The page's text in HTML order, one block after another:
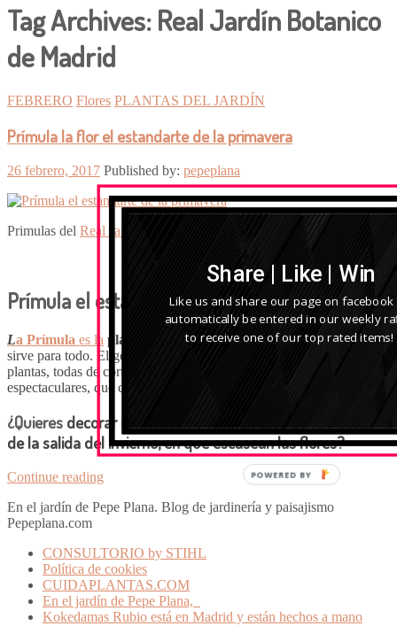
Tag Archives:Real Jardín Botanico
de Madrid
FEBRERO Flores PLANTAS DEL JARDÍN
Prímula la flor el estandarte de la primavera
26 febrero, 2017 Published by: pepeplana
Primulas del Real Jardín Botanico de Madrid, vía cuidasdeti.com
Prímula el estandarte de laprimavera
La Prímula es la planta estrella defebreroes un bellezón que
sirve para todo. El géneroPrímula, familia Primuláceas, cuenta con
plantas, todas de corta estatura pero con follajes y floraciones
espectaculares, que cubren las diferentes necesidades.
¿Quieres decorar el interior de casa en este tiempo difícil
de la salida del invierno, en que escasean las flores?
Continue reading
En el jardín de Pepe Plana. Blog de jardinería y paisajismo
Pepeplana.com
CONSULTORIO by STIHL
Política de cookies
CUIDAPLANTAS.COM
En el jardín de Pepe Plana,
Kokedamas Rubio está en Madrid y están hechos a mano
Share | Like | Win
Like us and share our page on
automatically be entered in our weekly
to receive one of our top rated items!
POWERED BY